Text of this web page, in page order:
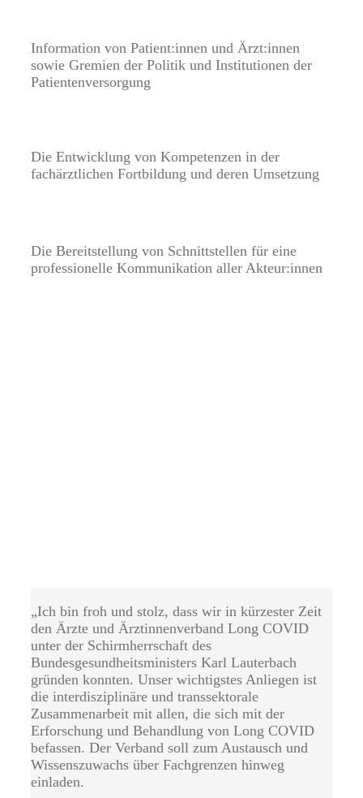
Information von Patient:innen und Ärzt:innen
sowie Gremien der Politik und Institutionen der
Patientenversorgung
Die Entwicklung von Kompetenzen in der
fachärztlichen Fortbildung und deren Umsetzung
Die Bereitstellung von Schnittstellen für eine
professionelle Kommunikation aller Akteur:innen
„Ich bin froh und stolz, dass wir in kürzester Zeit
den Ärzte und Ärztinnenverband Long COVID
unter der Schirmherrschaft des
Bundesgesundheitsministers Karl Lauterbach
gründen konnten. Unser wichtigstes Anliegen ist
die interdisziplinäre und transsektorale
Zusammenarbeit mit allen, die sich mit der
Erforschung und Behandlung von Long COVID
befassen. Der Verband soll zum Austausch und
Wissenszuwachs über Fachgrenzen hinweg
einladen.